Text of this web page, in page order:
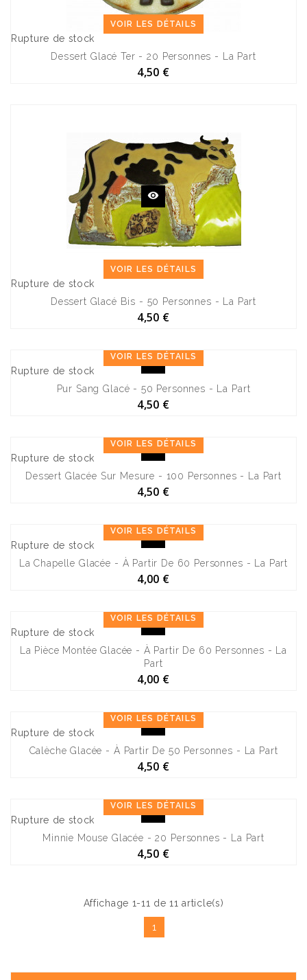
VOIR LES DÉTAILS
Rupture de stock
Dessert Glacé Ter - 20 Personnes - La Part
4,50 €
VOIR LES DÉTAILS
Rupture de stock
Dessert Glacé Bis - 50 Personnes - La Part
4,50 €
VOIR LES DÉTAILS
Rupture de stock
Pur Sang Glacé - 50 Personnes - La Part
4,50 €
VOIR LES DÉTAILS
Rupture de stock
Dessert Glacée Sur Mesure - 100 Personnes - La Part
4,50 €
VOIR LES DÉTAILS
Rupture de stock
La Chapelle Glacée - À Partir De 60 Personnes - La Part
4,00 €
VOIR LES DÉTAILS
Rupture de stock
La Pièce Montée Glacée - À Partir De 60 Personnes - La
Part
4,00 €
VOIR LES DÉTAILS
Rupture de stock
Calèche Glacée - À Partir De 50 Personnes - La Part
4,50 €
VOIR LES DÉTAILS
Rupture de stock
Minnie Mouse Glacée - 20 Personnes - La Part
4,50 €
Affichage 1-11 de 11 article(s)
1